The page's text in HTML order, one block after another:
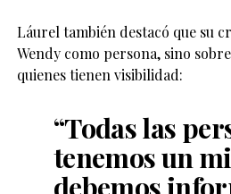
Láurel también destacó que su
Wendy como persona, sino
quienes tienen visibilidad:
“Todas las
tenemos un
debemos